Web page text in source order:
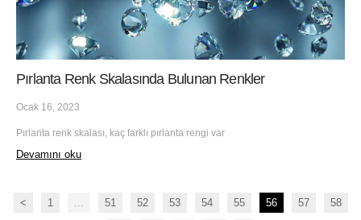
Pırlanta Renk Skalasında Bulunan Renkler
Ocak 16, 2023
Pırlanta renk skalası, kaç farklı pırlanta rengi var
Devamını oku
< 1 51 52 53 54 55 56 57 58